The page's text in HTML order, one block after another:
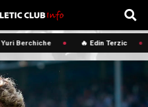
Yuri Berchiche 🔥 Edin Terzic